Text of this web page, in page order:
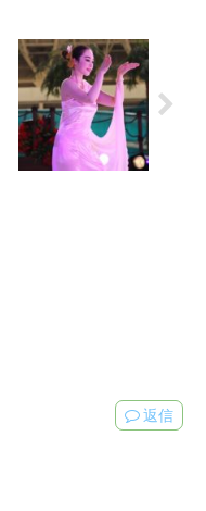
返信